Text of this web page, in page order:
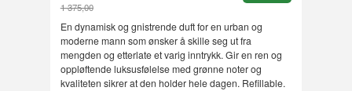
1 375,00
Rabatt
En dynamisk og gnistrende duft for en urban og
moderne mann som ønsker å skille seg ut fra
mengden og etterlate et varig inntrykk. Gir en ren og
oppløftende luksusfølelse med grønne noter og
kvaliteten sikrer at den holder hele dagen. Refillable.